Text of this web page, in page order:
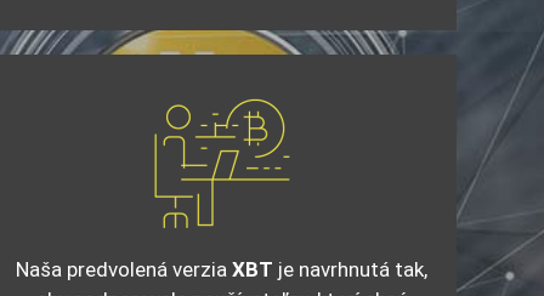
Naša predvolená verziaXBT je navrhnutá tak,